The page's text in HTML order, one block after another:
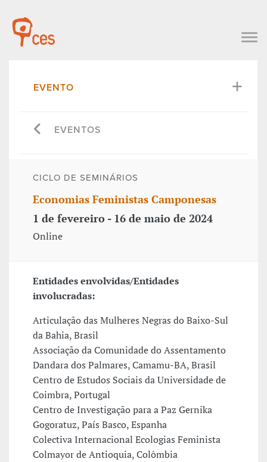
EVENTO
EVENTOS
CICLO DE SEMINÁRIOS
Economias Feministas Camponesas
1 de fevereiro - 16 de maio de 2024
Online
Entidades envolvidas/Entidades
involucradas:
Articulação das Mulheres Negras do Baixo-Sul
da Bahia, Brasil
Associação da Comunidade do Assentamento
Dandara dos Palmares, Camamu-BA, Brasil
Centro de Estudos Sociais da Universidade de
Coimbra, Portugal
Centro de Investigação para a Paz Gernika
Gogoratuz, País Basco, Espanha
Colectiva Internacional Ecologias Feminista
Colmayor de Antioquia, Colômbia